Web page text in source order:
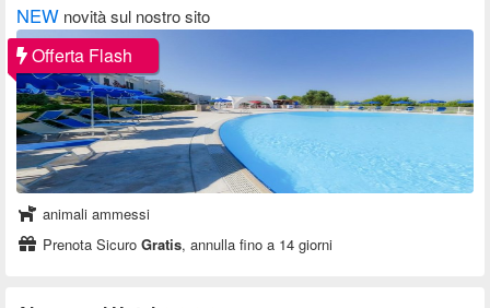
NEW novità sul nostro sito
Offerta Flash
animali ammessi
Prenota Sicuro Gratis, annulla fino a 14 giorni